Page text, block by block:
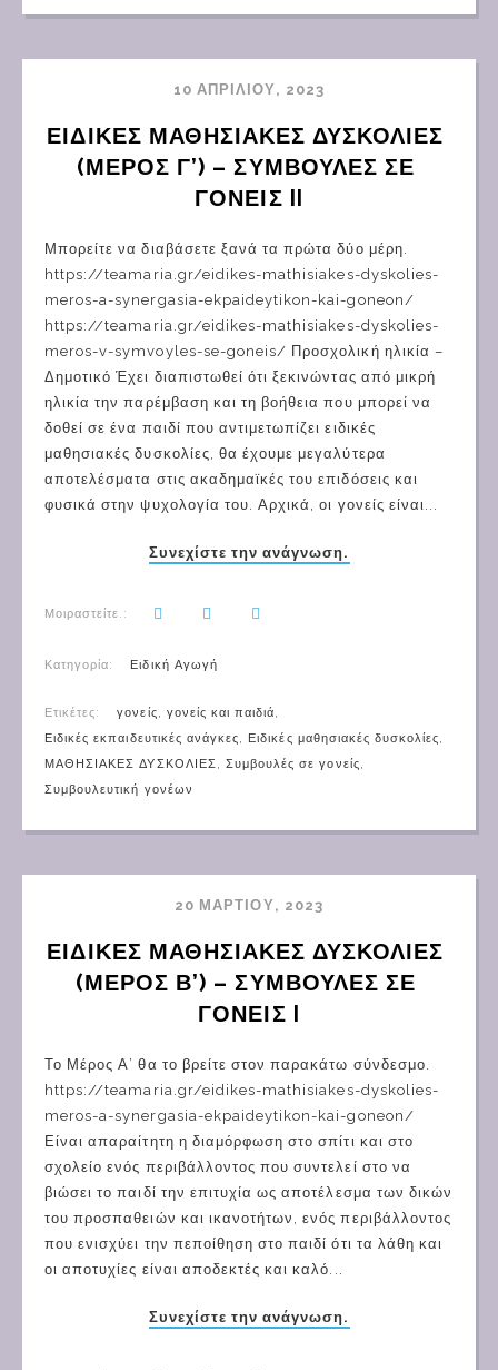
10 ΑΠΡΙΛΊΟΥ, 2023
ΕΙΔΙΚΕΣ ΜΑΘΗΣΙΑΚΕΣ ΔΥΣΚΟΛΙΕΣ
(ΜΕΡΟΣ Γ’) – ΣΥΜΒΟΥΛΕΣ ΣΕ
ΓΟΝΕΙΣ II
Μπορείτε να διαβάσετε ξανά τα πρώτα δύο μέρη.
https://teamaria.gr/eidikes-mathisiakes-dyskolies-
meros-a-synergasia-ekpaideytikon-kai-goneon/
https://teamaria.gr/eidikes-mathisiakes-dyskolies-
meros-v-symvoyles-se-goneis/ Προσχολική ηλικία –
Δημοτικό Έχει διαπιστωθεί ότι ξεκινώντας από μικρή
ηλικία την παρέμβαση και τη βοήθεια που μπορεί να
δοθεί σε ένα παιδί που αντιμετωπίζει ειδικές
μαθησιακές δυσκολίες, θα έχουμε μεγαλύτερα
αποτελέσματα στις ακαδημαϊκές του επιδόσεις και
φυσικά στην ψυχολογία του. Αρχικά, οι γονείς είναι...
Συνεχίστε την ανάγνωση.
Μοιραστείτε.:
Κατηγορία: Ειδική Αγωγή
Ετικέτες: γονείς, γονείς και παιδιά,
Ειδικές εκπαιδευτικές ανάγκες, Ειδικές μαθησιακές δυσκολίες,
ΜΑΘΗΣΙΑΚΕΣ ΔΥΣΚΟΛΙΕΣ, Συμβουλές σε γονείς,
Συμβουλευτική γονέων
20 ΜΑΡΤΊΟΥ, 2023
ΕΙΔΙΚΕΣ ΜΑΘΗΣΙΑΚΕΣ ΔΥΣΚΟΛΙΕΣ
(ΜΕΡΟΣ Β’) – ΣΥΜΒΟΥΛΕΣ ΣΕ
ΓΟΝΕΙΣ I
Το Μέρος Α’ θα το βρείτε στον παρακάτω σύνδεσμο.
https://teamaria.gr/eidikes-mathisiakes-dyskolies-
meros-a-synergasia-ekpaideytikon-kai-goneon/
Είναι απαραίτητη η διαμόρφωση στο σπίτι και στο
σχολείο ενός περιβάλλοντος που συντελεί στο να
βιώσει το παιδί την επιτυχία ως αποτέλεσμα των δικών
του προσπαθειών και ικανοτήτων, ενός περιβάλλοντος
που ενισχύει την πεποίθηση στο παιδί ότι τα λάθη και
οι αποτυχίες είναι αποδεκτές και καλό...
Συνεχίστε την ανάγνωση.